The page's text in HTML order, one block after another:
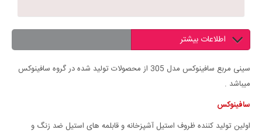
اطلاعات بیشتر
سینی مربع سافینوکس مدل 305 از محصولات تولید شده در گروه سافینوکس
میباشد .
سافینوکس
اولین تولید کننده ظروف استیل آشپزخانه و قابلمه های استیل ضد زنگ و